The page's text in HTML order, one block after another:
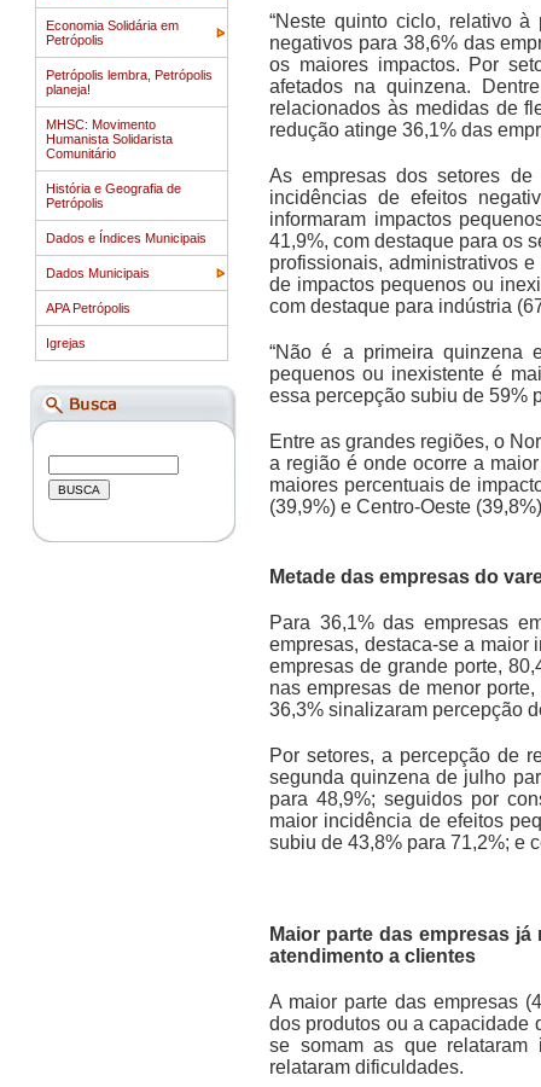
Economia Solidária em
Petrópolis
Petrópolis lembra, Petrópolis
planeja!
MHSC: Movimento
Humanista Solidarista
Comunitário
História e Geografia de
Petrópolis
Dados e Índices Municipais
Dados Municipais
APA Petrópolis
Igrejas
“Neste quinto ciclo, relativo
negativos para 38,6% das
os maiores impactos. Por
afetados na quinzena.
relacionados às medidas de
redução atinge 36,1% das
As empresas dos setores de
incidências de efeitos
informaram impactos
41,9%, com destaque para os
profissionais, administrativos
de impactos pequenos ou
com destaque para indústria
“Não é a primeira quinzena
pequenos ou inexistente é
essa percepção subiu de 59%
Entre as grandes regiões, o
a região é onde ocorre a
maiores percentuais de
(39,9%) e Centro-Oeste
Metade das empresas do
Para 36,1% das empresas
empresas, destaca-se a maior
empresas de grande porte,
nas empresas de menor
36,3% sinalizaram percepção
Por setores, a percepção de
segunda quinzena de julho
para 48,9%; seguidos por
maior incidência de efeitos
subiu de 43,8% para 71,2%; e
Maior parte das empresas
atendimento a clientes
A maior parte das empresas
dos produtos ou a capacidade
se somam as que
relataram dificuldades.